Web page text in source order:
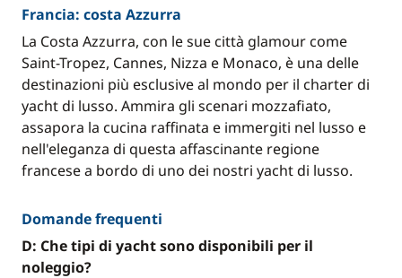
Francia: costa Azzurra
La Costa Azzurra, con le sue città glamour come
Saint-Tropez, Cannes, Nizza e Monaco, è una delle
destinazioni più esclusive al mondo per il charter di
yacht di lusso. Ammira gli scenari mozzafiato,
assapora la cucina raffinata e immergiti nel lusso e
nell'eleganza di questa affascinante regione
francese a bordo di uno dei nostri yacht di lusso.
Domande frequenti
D: Che tipi di yacht sono disponibili per il
noleggio?